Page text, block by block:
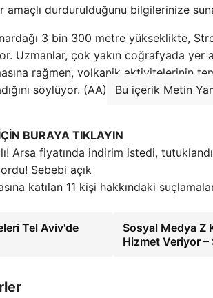
durdurulduğunu bilgilerinize
3 bin 300 metre yükseklikte,
Uzmanlar, çok yakın coğrafyada yer
rağmen, volkanik aktivitelerinin
söylüyor. (AA)
Bu içerik Metin
BURAYA TIKLAYIN
Arsa fiyatında indirim istedi, tutuklandı
Sebebi açık
katılan 11 kişi hakkındaki
Tel Aviv'de
Sosyal Medya Z
Hizmet Veriyor –